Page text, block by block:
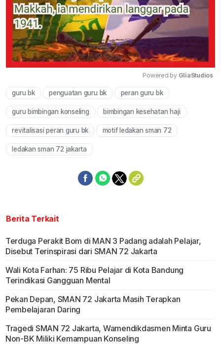
Powered by GliaStudios
guru bk penguatan guru bk peran guru bk
guru bimbingan konseling bimbingan kesehatan haji
revitalisasi peran guru bk motif ledakan sman 72
ledakan sman 72 jakarta
Berita Terkait
Terduga Perakit Bom di MAN 3 Padang adalah Pelajar,
Disebut Terinspirasi dari SMAN 72 Jakarta
Wali Kota Farhan: 75 Ribu Pelajar di Kota Bandung
Terindikasi Gangguan Mental
Pekan Depan, SMAN 72 Jakarta Masih Terapkan
Pembelajaran Daring
Tragedi SMAN 72 Jakarta, Wamendikdasmen Minta Guru
Non-BK Miliki Kemampuan Konseling